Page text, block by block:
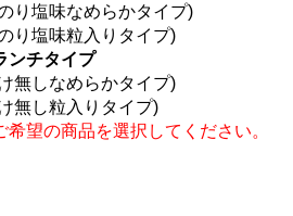
り塩味なめらかタイプ)
り塩味粒入りタイプ)
ンチタイプ
無しなめらかタイプ)
無し粒入りタイプ)
望の商品を選択してください。